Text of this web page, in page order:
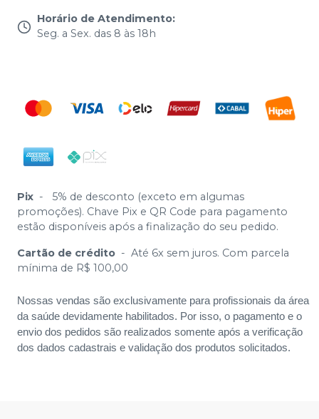
Horário de Atendimento:
Seg. a Sex. das 8 às 18h
Pix -
5% de desconto (exceto em algumas
promoções). Chave Pix e QR Code para pagamento
estão disponíveis após a finalização do seu pedido.
Cartão de crédito - Até 6x sem juros. Com parcela
mínima de R$ 100,00
Nossas vendas são exclusivamente para profissionais da área
da saúde devidamente habilitados. Por isso, o pagamento e o
envio dos pedidos são realizados somente após a verificação
dos dados cadastrais e validação dos produtos solicitados.